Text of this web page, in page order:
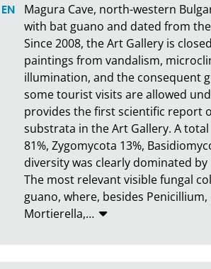
Magura Cave, north-western
with bat guano and dated from
Since 2008, the Art Gallery is
paintings from vandalism,
illumination, and the consequent
some tourist visits are allowed
provides the first scientific report
substrata in the Art Gallery. A
81%, Zygomycota 13%,
diversity was clearly dominated
The most relevant visible fungal
guano, where, besides
Mortierella,…